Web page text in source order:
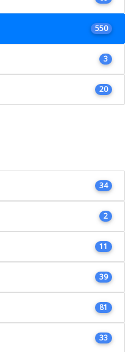
550
3
20
34
2
11
39
81
33